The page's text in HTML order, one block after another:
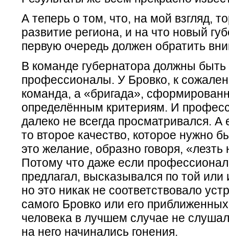
А теперь о том, что, на мой взгляд,
развитие региона, и на что новый
первую очередь должен обратить
В команде губернатора должны быть
профессионалы. У Бровко, к
команда, а «бригада»,
определённым критериям. И
далеко не всегда просматривался.
то второе качество, которое нужно
это желание, образно говоря,
Потому что даже если
предлагал, высказывался по той
но это никак не соответствовало
самого Бровко или его
человека в лучшем случае не
на него начинались гонения.